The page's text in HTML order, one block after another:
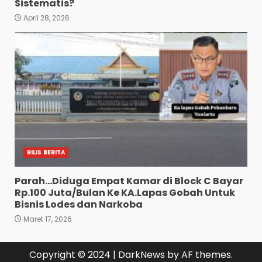
Sistematis?
April 28, 2026
RILIS BERITA
Parah…Diduga Empat Kamar di Block C Bayar
Rp.100 Juta/Bulan Ke KA.Lapas Gobah Untuk
Bisnis Lodes dan Narkoba
Maret 17, 2026
Copyright © 2024 | DarkNews by AF themes.